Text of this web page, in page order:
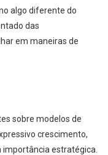
algo diferente do
das
em maneiras de
sobre modelos de
crescimento,
estratégica.